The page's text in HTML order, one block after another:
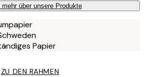
mehr über unsere Produkte
Papier
ZU DEN RAHMEN